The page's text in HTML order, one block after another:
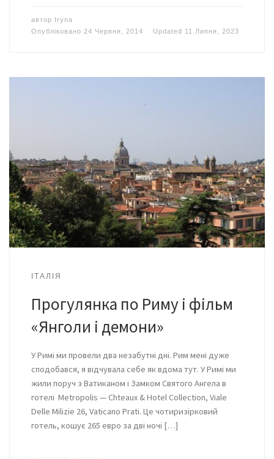
автор Iryna
Опубліковано 24 Червня, 2014 Updated 11 Липня, 2023
ІТАЛІЯ
Прогулянка по Риму і фільм
«Янголи і демони»
У Римі ми провели два незабутні дні. Рим мені дуже
сподобався, я відчувала себе як вдома тут. У Римі ми
жили поруч з Ватиканом і Замком Святого Ангела в
готелі Metropolis — Chteaux & Hotel Collection, Viale
Delle Milizie 26, Vaticano Prati. Це чотиризірковий
готель, кошує 265 евро за дві ночі […]